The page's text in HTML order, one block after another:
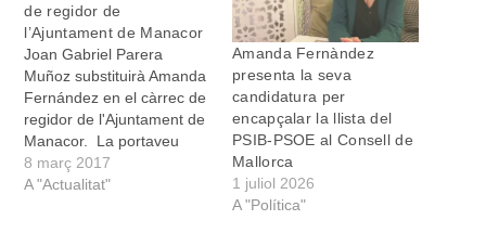
de regidor de
l’Ajuntament de Manacor
Joan Gabriel Parera
Muñoz substituirà Amanda
Fernández en el càrrec de
regidor de l'Ajuntament de
Manacor. La portaveu
del Grup Municipal
Socialista va presentar
8 març 2017
A "Actualitat"
Amanda Fernàndez
presenta la seva
candidatura per
encapçalar la llista del
PSIB-PSOE al Consell de
Mallorca
1 juliol 2026
A "Política"